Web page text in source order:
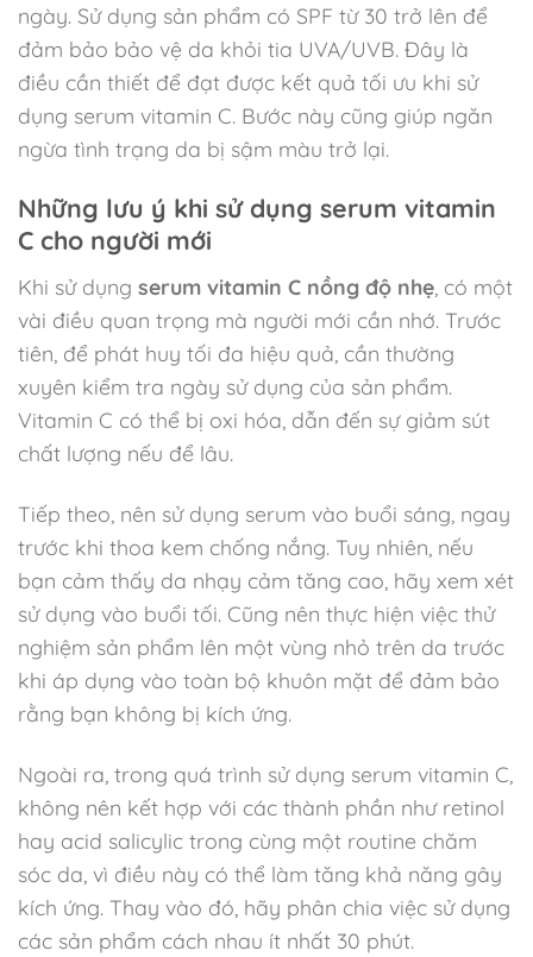
ngày. Sử dụng sản phẩm có SPF từ 30 trở lên để
đảm bảo bảo vệ da khỏi tia UVA/UVB. Đây là
điều cần thiết để đạt được kết quả tối ưu khi sử
dụng serum vitamin C. Bước này cũng giúp ngăn
ngừa tình trạng da bị sậm màu trở lại.
Những lưu ý khi sử dụng serum vitamin
C cho người mới
Khi sử dụng serum vitamin C nồng độ nhẹ , có một
vài điều quan trọng mà người mới cần nhớ. Trước
tiên, để phát huy tối đa hiệu quả, cần thường
xuyên kiểm tra ngày sử dụng của sản phẩm.
Vitamin C có thể bị oxi hóa, dẫn đến sự giảm sút
chất lượng nếu để lâu.
Tiếp theo, nên sử dụng serum vào buổi sáng, ngay
trước khi thoa kem chống nắng. Tuy nhiên, nếu
bạn cảm thấy da nhạy cảm tăng cao, hãy xem xét
sử dụng vào buổi tối. Cũng nên thực hiện việc thử
nghiệm sản phẩm lên một vùng nhỏ trên da trước
khi áp dụng vào toàn bộ khuôn mặt để đảm bảo
rằng bạn không bị kích ứng.
Ngoài ra, trong quá trình sử dụng serum vitamin C,
không nên kết hợp với các thành phần như retinol
hay acid salicylic trong cùng một routine chăm
sóc da, vì điều này có thể làm tăng khả năng gây
kích ứng. Thay vào đó, hãy phân chia việc sử dụng
các sản phẩm cách nhau ít nhất 30 phút.